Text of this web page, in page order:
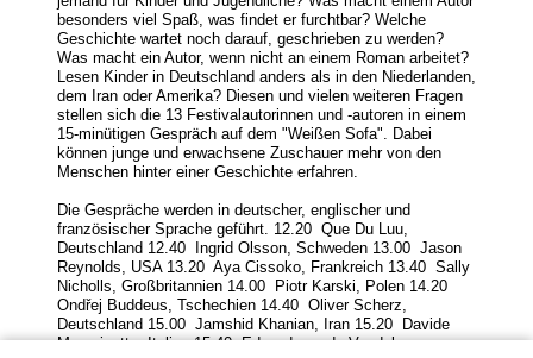
besonders viel Spaß, was findet er furchtbar? Welche
Geschichte wartet noch darauf, geschrieben zu werden?
Was macht ein Autor, wenn nicht an einem Roman arbeitet?
Lesen Kinder in Deutschland anders als in den Niederlanden,
dem Iran oder Amerika? Diesen und vielen weiteren Fragen
stellen sich die 13 Festivalautorinnen und -autoren in einem
15-minütigen Gespräch auf dem "Weißen Sofa". Dabei
können junge und erwachsene Zuschauer mehr von den
Menschen hinter einer Geschichte erfahren.
Die Gespräche werden in deutscher, englischer und
französischer Sprache geführt. 12.20 Que Du Luu,
Deutschland 12.40 Ingrid Olsson, Schweden 13.00 Jason
Reynolds, USA 13.20 Aya Cissoko, Frankreich 13.40 Sally
Nicholls, Großbritannien 14.00 Piotr Karski, Polen 14.20
Ondřej Buddeus, Tschechien 14.40 Oliver Scherz,
Deutschland 15.00 Jamshid Khanian, Iran 15.20 Davide
Morosinotto, Italien 15.40 Edward van de Vendel,